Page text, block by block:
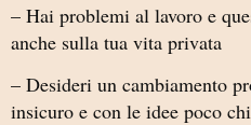
– Hai problemi al lavoro e
anche sulla tua vita privata
– Desideri un cambiamento
insicuro e con le idee poco